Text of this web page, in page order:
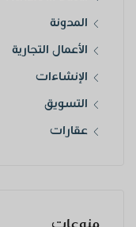
المدونة
الأعمال التجارية
الإنشاءات
التسويق
عقارات